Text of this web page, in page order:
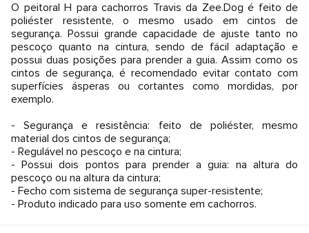
O peitoral H para cachorros Travis da Zee.Dog é feito de
poliéster resistente, o mesmo usado em cintos de
segurança. Possui grande capacidade de ajuste tanto no
pescoço quanto na cintura, sendo de fácil adaptação e
possui duas posições para prender a guia. Assim como os
cintos de segurança, é recomendado evitar contato com
superfícies ásperas ou cortantes como mordidas, por
exemplo.
- Segurança e resistência: feito de poliéster, mesmo
material dos cintos de segurança;
- Regulável no pescoço e na cintura;
- Possui dois pontos para prender a guia: na altura do
pescoço ou na altura da cintura;
- Fecho com sistema de segurança super-resistente;
- Produto indicado para uso somente em cachorros.